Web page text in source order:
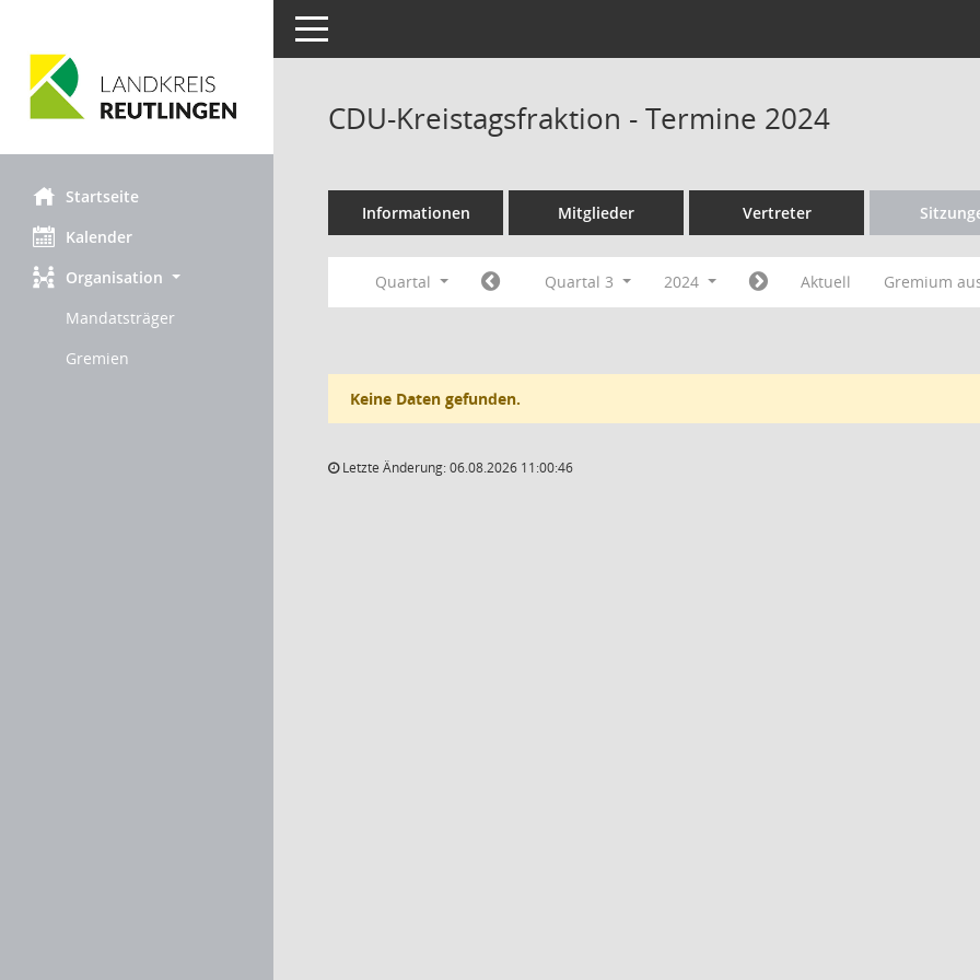
Startseite
Kalender
Organisation
Mandatsträger
Gremien
Toggle navigation
CDU-Kreistagsfraktion - Termine 2024
Informationen Mitglieder Vertreter
Quartal Quartal 3 2024 Aktuell Gremium
Keine Daten gefunden.
Letzte Änderung: 06.08.2026 11:00:46